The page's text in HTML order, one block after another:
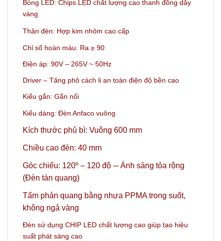
Bóng LED: Chips LED chất lượng cao thanh đồng dây
vàng
Thân đèn: Hợp kim nhôm cao cấp
Chỉ số hoàn màu: Ra ≥ 90
Điện áp: 90V – 265V ~ 50Hz
Driver – Tăng phô cách li an toàn điện độ bền cao
Kiểu gắn: Gắn nổi
Kiểu dáng: Đèn Anfaco vuông
Kích thước phủ bì: Vuông 600 mm
Chiều cao đèn: 40 mm
Góc chiếu: 120º – 120 độ ─ Ánh sáng tỏa rộng
(Đèn tán quang)
Tấm phản quang bằng nhựa PPMA trong suốt,
không ngả vàng
Đèn sử dụng CHIP LED chất lượng cao giúp tạo hiệu
suất phát sáng cao